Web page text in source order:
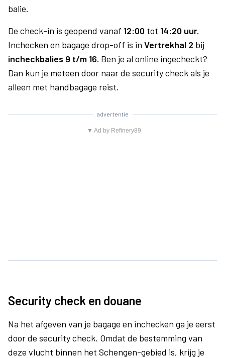
balie.
De check-in is geopend vanaf 12:00 tot 14:20 uur.
Inchecken en bagage drop-off is in Vertrekhal 2 bij
incheckbalies 9 t/m 16. Ben je al online ingecheckt?
Dan kun je meteen door naar de security check als je
alleen met handbagage reist.
advertentie
▼ Ad by Refinery89
Security check en douane
Na het afgeven van je bagage en inchecken ga je eerst
door de security check. Omdat de bestemming van
deze vlucht binnen het Schengen-gebied is, krijg je